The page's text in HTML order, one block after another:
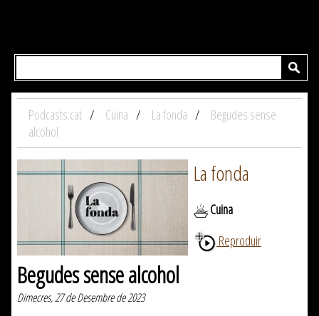
Podcasts.cat Cuina La fonda
Begudes sense
alcohol
La fonda
Cuina
Reproduir
Begudes sense alcohol
Dimecres, 27 de Desembre de 2023